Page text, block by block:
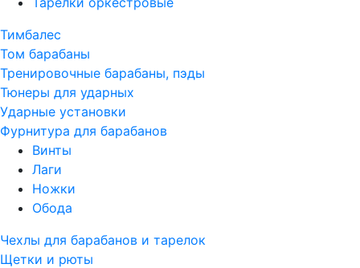
Тимбалес
Том барабаны
Тренировочные барабаны, пэды
Тюнеры для ударных
Ударные установки
Фурнитура для барабанов
Винты
Лаги
Ножки
Обода
Чехлы для барабанов и тарелок
Щетки и рюты